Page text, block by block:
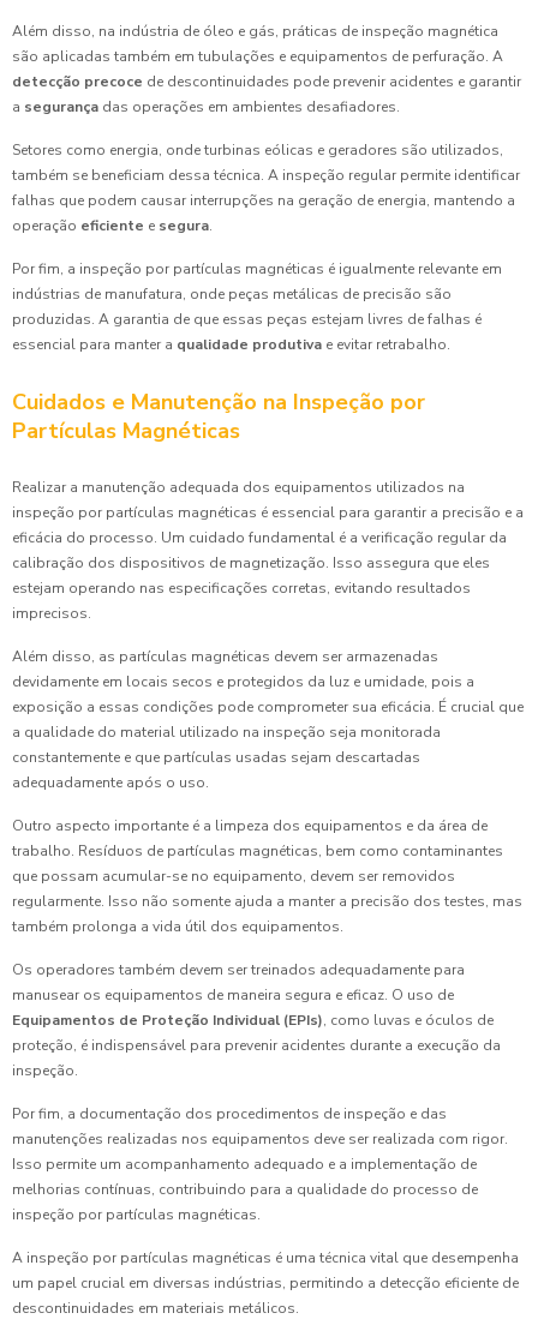
Além disso, na indústria de óleo e gás, práticas de inspeção magnética
são aplicadas também em tubulações e equipamentos de perfuração. A
detecção precoce de descontinuidades pode prevenir acidentes e garantir
a segurança das operações em ambientes desafiadores.
Setores como energia, onde turbinas eólicas e geradores são utilizados,
também se beneficiam dessa técnica. A inspeção regular permite identificar
falhas que podem causar interrupções na geração de energia, mantendo a
operação eficiente e segura.
Por fim, a inspeção por partículas magnéticas é igualmente relevante em
indústrias de manufatura, onde peças metálicas de precisão são
produzidas. A garantia de que essas peças estejam livres de falhas é
essencial para manter a qualidade produtiva e evitar retrabalho.
Cuidados e Manutenção na Inspeção por
Partículas Magnéticas
Realizar a manutenção adequada dos equipamentos utilizados na
inspeção por partículas magnéticas é essencial para garantir a precisão e a
eficácia do processo. Um cuidado fundamental é a verificação regular da
calibração dos dispositivos de magnetização. Isso assegura que eles
estejam operando nas especificações corretas, evitando resultados
imprecisos.
Além disso, as partículas magnéticas devem ser armazenadas
devidamente em locais secos e protegidos da luz e umidade, pois a
exposição a essas condições pode comprometer sua eficácia. É crucial que
a qualidade do material utilizado na inspeção seja monitorada
constantemente e que partículas usadas sejam descartadas
adequadamente após o uso.
Outro aspecto importante é a limpeza dos equipamentos e da área de
trabalho. Resíduos de partículas magnéticas, bem como contaminantes
que possam acumular-se no equipamento, devem ser removidos
regularmente. Isso não somente ajuda a manter a precisão dos testes, mas
também prolonga a vida útil dos equipamentos.
Os operadores também devem ser treinados adequadamente para
manusear os equipamentos de maneira segura e eficaz. O uso de
Equipamentos de Proteção Individual (EPIs), como luvas e óculos de
proteção, é indispensável para prevenir acidentes durante a execução da
inspeção.
Por fim, a documentação dos procedimentos de inspeção e das
manutenções realizadas nos equipamentos deve ser realizada com rigor.
Isso permite um acompanhamento adequado e a implementação de
melhorias contínuas, contribuindo para a qualidade do processo de
inspeção por partículas magnéticas.
A inspeção por partículas magnéticas é uma técnica vital que desempenha
um papel crucial em diversas indústrias, permitindo a detecção eficiente de
descontinuidades em materiais metálicos.